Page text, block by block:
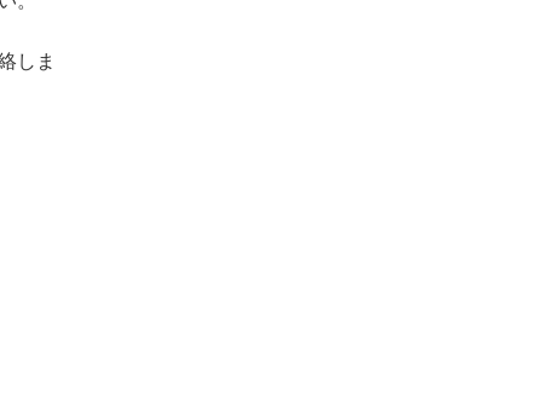
しま